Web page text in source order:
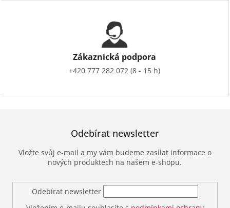
Zákaznická podpora
+420 777 282 072 (8 - 15 h)
Odebírat newsletter
Vložte svůj e-mail a my vám budeme zasílat informace o
nových produktech na našem e-shopu.
Odebírat newsletter